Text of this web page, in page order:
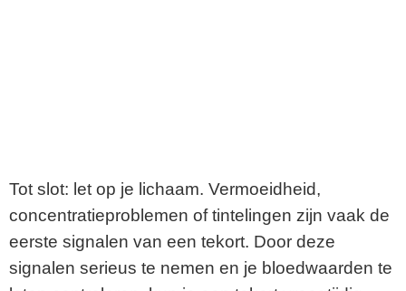
Tot slot: let op je lichaam. Vermoeidheid,
concentratieproblemen of tintelingen zijn vaak de
eerste signalen van een tekort. Door deze
signalen serieus te nemen en je bloedwaarden te